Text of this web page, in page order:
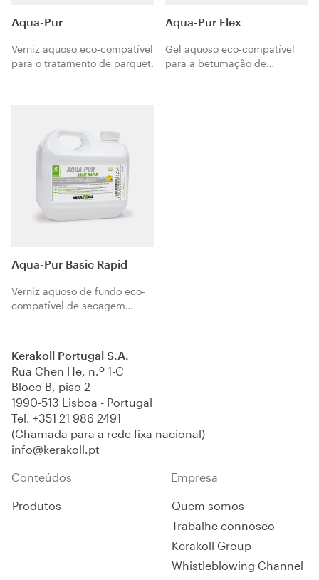
Aqua-Pur
Verniz aquoso eco‑compatível
para o tratamento de parquet.
Aqua-Pur Flex
Gel aquoso eco‑compatível
para a betumação de
Aqua-Pur Basic Rapid
Verniz aquoso de fundo eco-
compatível de secagem
parquet.
Kerakoll Portugal S.A.
Rua Chen He, n.º 1-C
Bloco B, piso 2
1990-513 Lisboa - Portugal
Tel. +351 21 986 2491
(Chamada para a rede fixa nacional)
info@kerakoll.pt
Conteúdos
Produtos
Empresa
Quem somos
Trabalhe connosco
Kerakoll Group
Whistleblowing Channel